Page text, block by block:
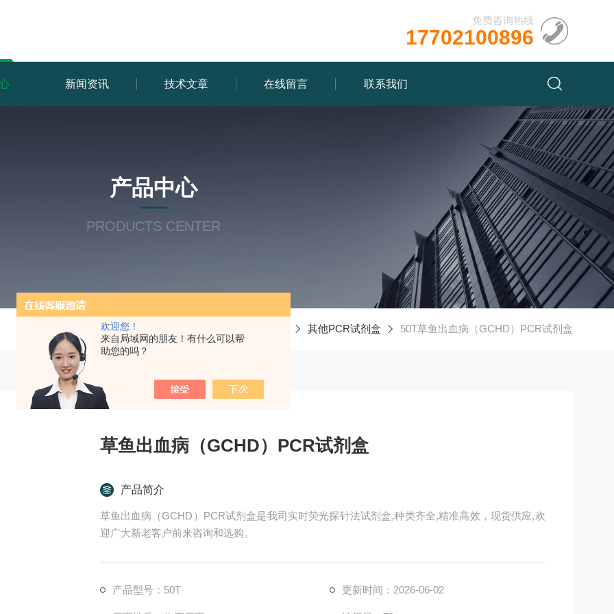
欢迎您！
来自局域网的朋友！有什么可以帮
助您的吗？
免费咨询热线
17702100896
新闻资讯 技术文章 在线留言 联系我们
产品中心
PRODUCTS CENTER
当前位置： 其他PCR试剂盒 50T草鱼出血病（GCHD）PCR试剂盒
草鱼出血病（GCHD）PCR试剂盒
产品简介
草鱼出血病（GCHD）PCR试剂盒是我司实时荧光探针法试剂盒,种类齐全,精准高效，现货供应,欢
迎广大新老客户前来咨询和选购。
产品型号：50T 更新时间：2026-06-02